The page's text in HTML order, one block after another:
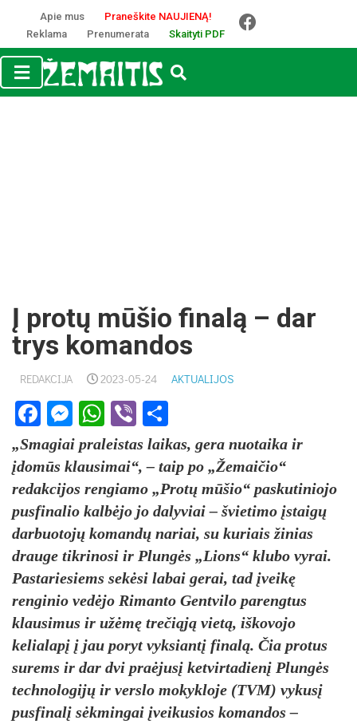
Apie mus
Praneškite NAUJIENĄ!
Reklama
Prenumerata Skaityti PDF
Į protų mūšio finalą – dar
trys komandos
REDAKCIJA 2023-05-24 AKTUALIJOS
Facebook
Messenger
WhatsApp
Viber
„Smagiai praleistas laikas, gera nuotaika ir
įdomūs klausimai“, – taip po „Žemaičio“
redakcijos rengiamo „Protų mūšio“ paskutiniojo
pusfinalio kalbėjo jo dalyviai – švietimo įstaigų
darbuotojų komandų nariai, su kuriais žinias
drauge tikrinosi ir Plungės „Lions“ klubo vyrai.
Pastariesiems sekėsi labai gerai, tad įveikę
renginio vedėjo Rimanto Gentvilo parengtus
klausimus ir užėmę trečiąją vietą, iškovojo
kelialapį į jau poryt vyksiantį finalą. Čia protus
surems ir dar dvi praėjusį ketvirtadienį Plungės
technologijų ir verslo mokykloje (TVM) vykusį
pusfinalį sėkmingai įveikusios komandos –